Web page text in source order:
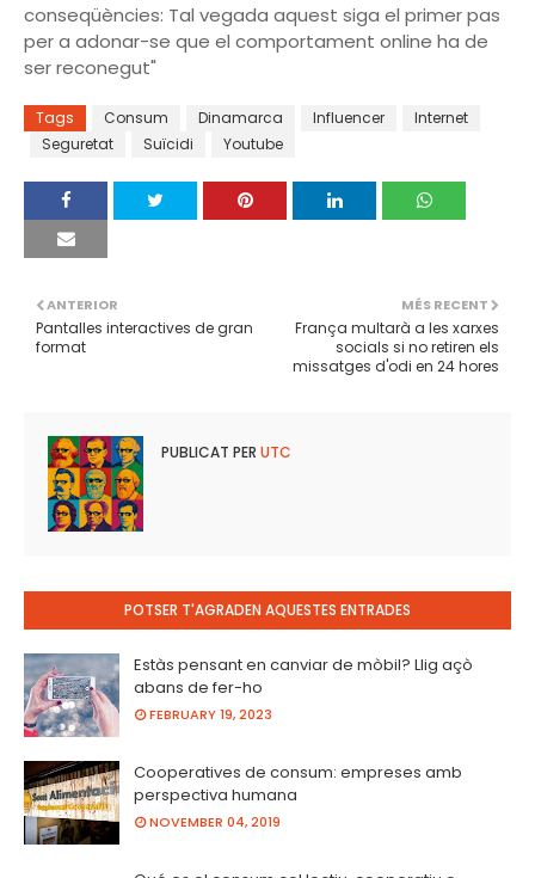
conseqüències: Tal vegada aquest siga el primer pas
per a adonar-se que el comportament online ha de
ser reconegut"
Tags Consum Dinamarca Influencer
Internet
Seguretat
Suïcidi Youtube
MÉS RECENT
França multarà a les xarxes
socials si no retiren els
missatges d'odi en 24 hores
ANTERIOR
Pantalles interactives de gran
format
PUBLICAT PER UTC
POTSER T'AGRADEN AQUESTES ENTRADES
Estàs pensant en canviar de mòbil? Llig açò
abans de fer-ho
FEBRUARY 19, 2023
Cooperatives de consum: empreses amb
perspectiva humana
NOVEMBER 04, 2019